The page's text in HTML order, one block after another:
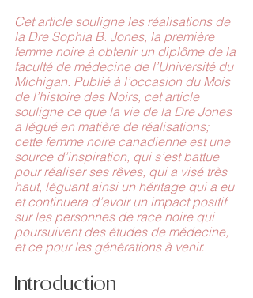
Cet article souligne les réalisations de
la Dre Sophia B. Jones, la première
femme noire à obtenir un diplôme de la
faculté de médecine de l’Université du
Michigan. Publié à l’occasion du Mois
de l’histoire des Noirs, cet article
souligne ce que la vie de la Dre Jones
a légué en matière de réalisations;
cette femme noire canadienne est une
source d’inspiration, qui s’est battue
pour réaliser ses rêves, qui a visé très
haut, léguant ainsi un héritage qui a eu
et continuera d’avoir un impact positif
sur les personnes de race noire qui
poursuivent des études de médecine,
et ce pour les générations à venir.
Introduction